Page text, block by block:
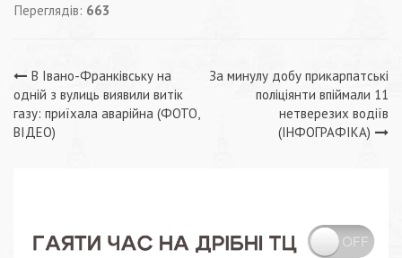
Переглядів: 663
Навігація
записів
В Івано-Франківську на
одній з вулиць виявили витік
газу: приїхала аварійна (ФОТО,
ВІДЕО)
За минулу добу прикарпатські
поліціянти впіймали 11
нетверезих водіїв
(ІНФОГРАФІКА)